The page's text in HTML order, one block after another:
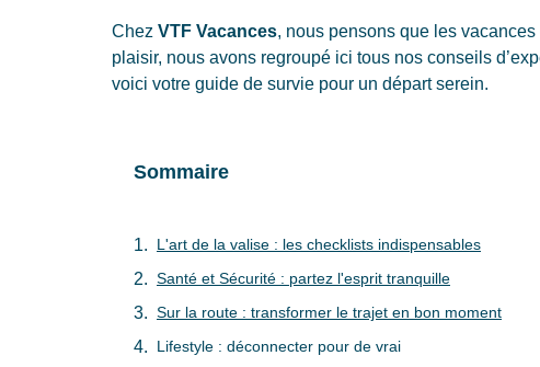
Chez VTF Vacances, nous pensons que les
plaisir, nous avons regroupé ici tous nos conseils
voici votre guide de survie pour un départ serein.
Sommaire
L'art de la valise : les checklists indispensables
Santé et Sécurité : partez l'esprit tranquille
Sur la route : transformer le trajet en bon moment
Lifestyle : déconnecter pour de vrai